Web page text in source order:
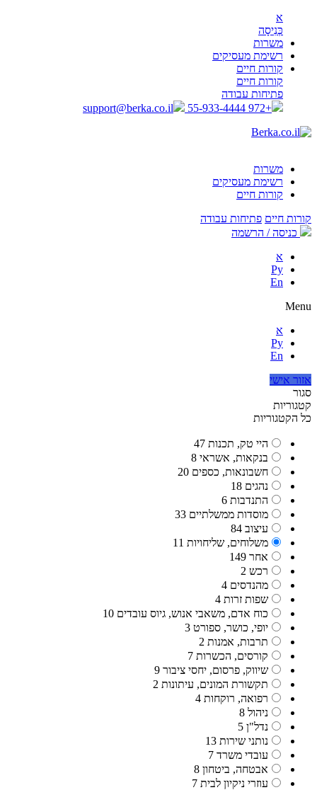
א
כְּנִיסָה
משרות
רשימת מעסיקים
קורות חיים
קורות חיים
פתיחות עבודה
+972 55-933-4444
support@berka.co.il
משרות
רשימת מעסיקים
קורות חיים
קורות חיים פתיחות עבודה
כניסה / הרשמה
א
Ру
En
Menu
א
Ру
En
אזור אישי
סגור
קטגוריות
כל הקטגוריות
היי טק, תכנות47
בנקאות, אשראי8
חשבונאות, כספים20
נהגים18
התנדבות6
מוסדות ממשלתיים33
עיצוב84
משלוחים, שליחויות11
אחר149
רכש2
מהנדסים4
שפות זרות4
כוח אדם, משאבי אנוש, גיוס עובדים10
יופי, כושר, ספורט3
תרבות, אמנות2
קורסים, הכשרות7
שיווק, פרסום, יחסי ציבור9
תקשורת המונים, עיתונות2
רפואה, רוקחות4
ניהול8
נדל"ן5
נותני שירות13
עובדי משרד7
אבטחה, ביטחון8
עוזרי ניקיון לבית7